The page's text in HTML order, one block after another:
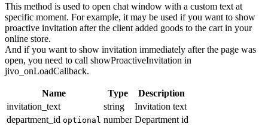
This method is used to open chat window with a custom text at
specific moment. For example, it may be used if you want to show
proactive invitation after the client added goods to the cart in your
online store.
And if you want to show invitation immediately after the page was
open, you need to call showProactiveInvitation in
jivo_onLoadCallback.
Name Type
Description
invitation_text
string
Invitation text
department_id optional number Department id